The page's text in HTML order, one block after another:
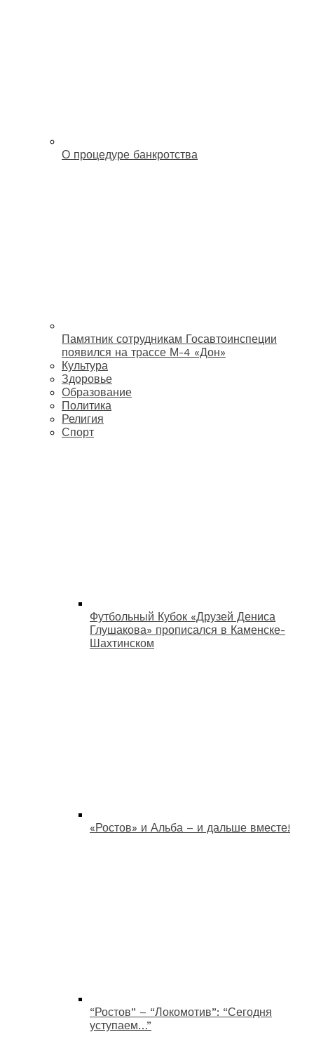
О процедуре банкротства
Памятник сотрудникам Госавтоинспеции
появился на трассе М-4 «Дон»
Культура
Здоровье
Образование
Политика
Религия
Спорт
Футбольный Кубок «Друзей Дениса
Глушакова» прописался в Каменске-
Шахтинском
«Ростов» и Альба – и дальше вместе!
“Ростов” – “Локомотив”: “Сегодня
уступаем…”